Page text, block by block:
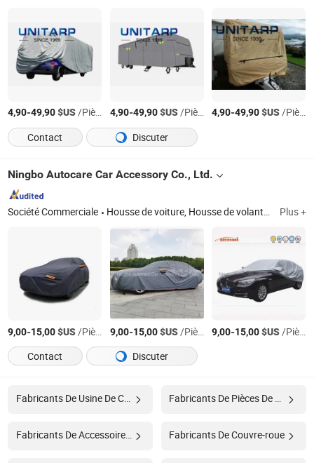
4,90-49,90$US/Pièce 4,90-49,90$US/Pièce 4,90-49,90$US/Pièce
Contact
Discuter
Ningbo Autocare Car Accessory Co., Ltd.
Société Commerciale Housse de voiture, Housse de volant, Housse de siège de voiture, Lumière de voiture, Alarme de voiture, Triangle de signalisation, Tapis de voiture, Matelas de voiture, Coussin de siège en bois, Supports lombaires, Cône de circulation, Lampes antibrouillard, Pare-soleil, Housse de tableau de bord, Visor de fenêtre, Accessoires de mode Plus +
9,00-15,00$US/Pièce 9,00-15,00$US/Pièce 9,00-15,00$US/Pièce
Contact
Discuter
Fabricants De Usine De Couverture
Fabricants De Accessoire De Voiture Fabricants De Couvre-roue